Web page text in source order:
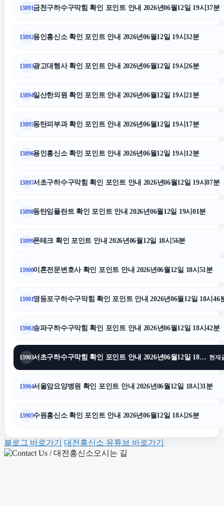
부산휴대폰성지
송파하수구막힘
중랑하수구막힘
일산한의원
부산흥신소
서초구하수구막힘
영등포하수구막힘
13891금천구하수구막힘 확인 포인트 안내 2026년06월12일 19시37분
13892용인흥신소 확인 포인트 안내 2026년06월12일 19시32분
13893광고대행사 확인 포인트 안내 2026년06월12일 19시26분
13894일산한의원 확인 포인트 안내 2026년06월12일 19시21분
13895동탄피부과 확인 포인트 안내 2026년06월12일 19시17분
13896용인흥신소 확인 포인트 안내 2026년06월12일 19시12분
13897서초구하수구막힘 확인 포인트 안내 2026년06월12일 19시07분
13898동탄임플란트 확인 포인트 안내 2026년06월12일 19시01분
13899폰테크 확인 포인트 안내 2026년06월12일 18시56분
13900이혼전문변호사 확인 포인트 안내 2026년06월12일 18시51분
13901영등포구하수구막힘 확인 포인트 안내 2026년06월12일 18시46
13902송파구하수구막힘 확인 포인트 안내 2026년06월12일 18시42분
13903 서초구하수구막힘 확인 포인트 안내 2026년06월12일 18시37분 현재
13904서울암요양병원 확인 포인트 안내 2026년06월12일 18시31분
13905수원흥신소 확인 포인트 안내 2026년06월12일 18시26분
블로그 바로가기 대전흥신소 유튜브 바로가기